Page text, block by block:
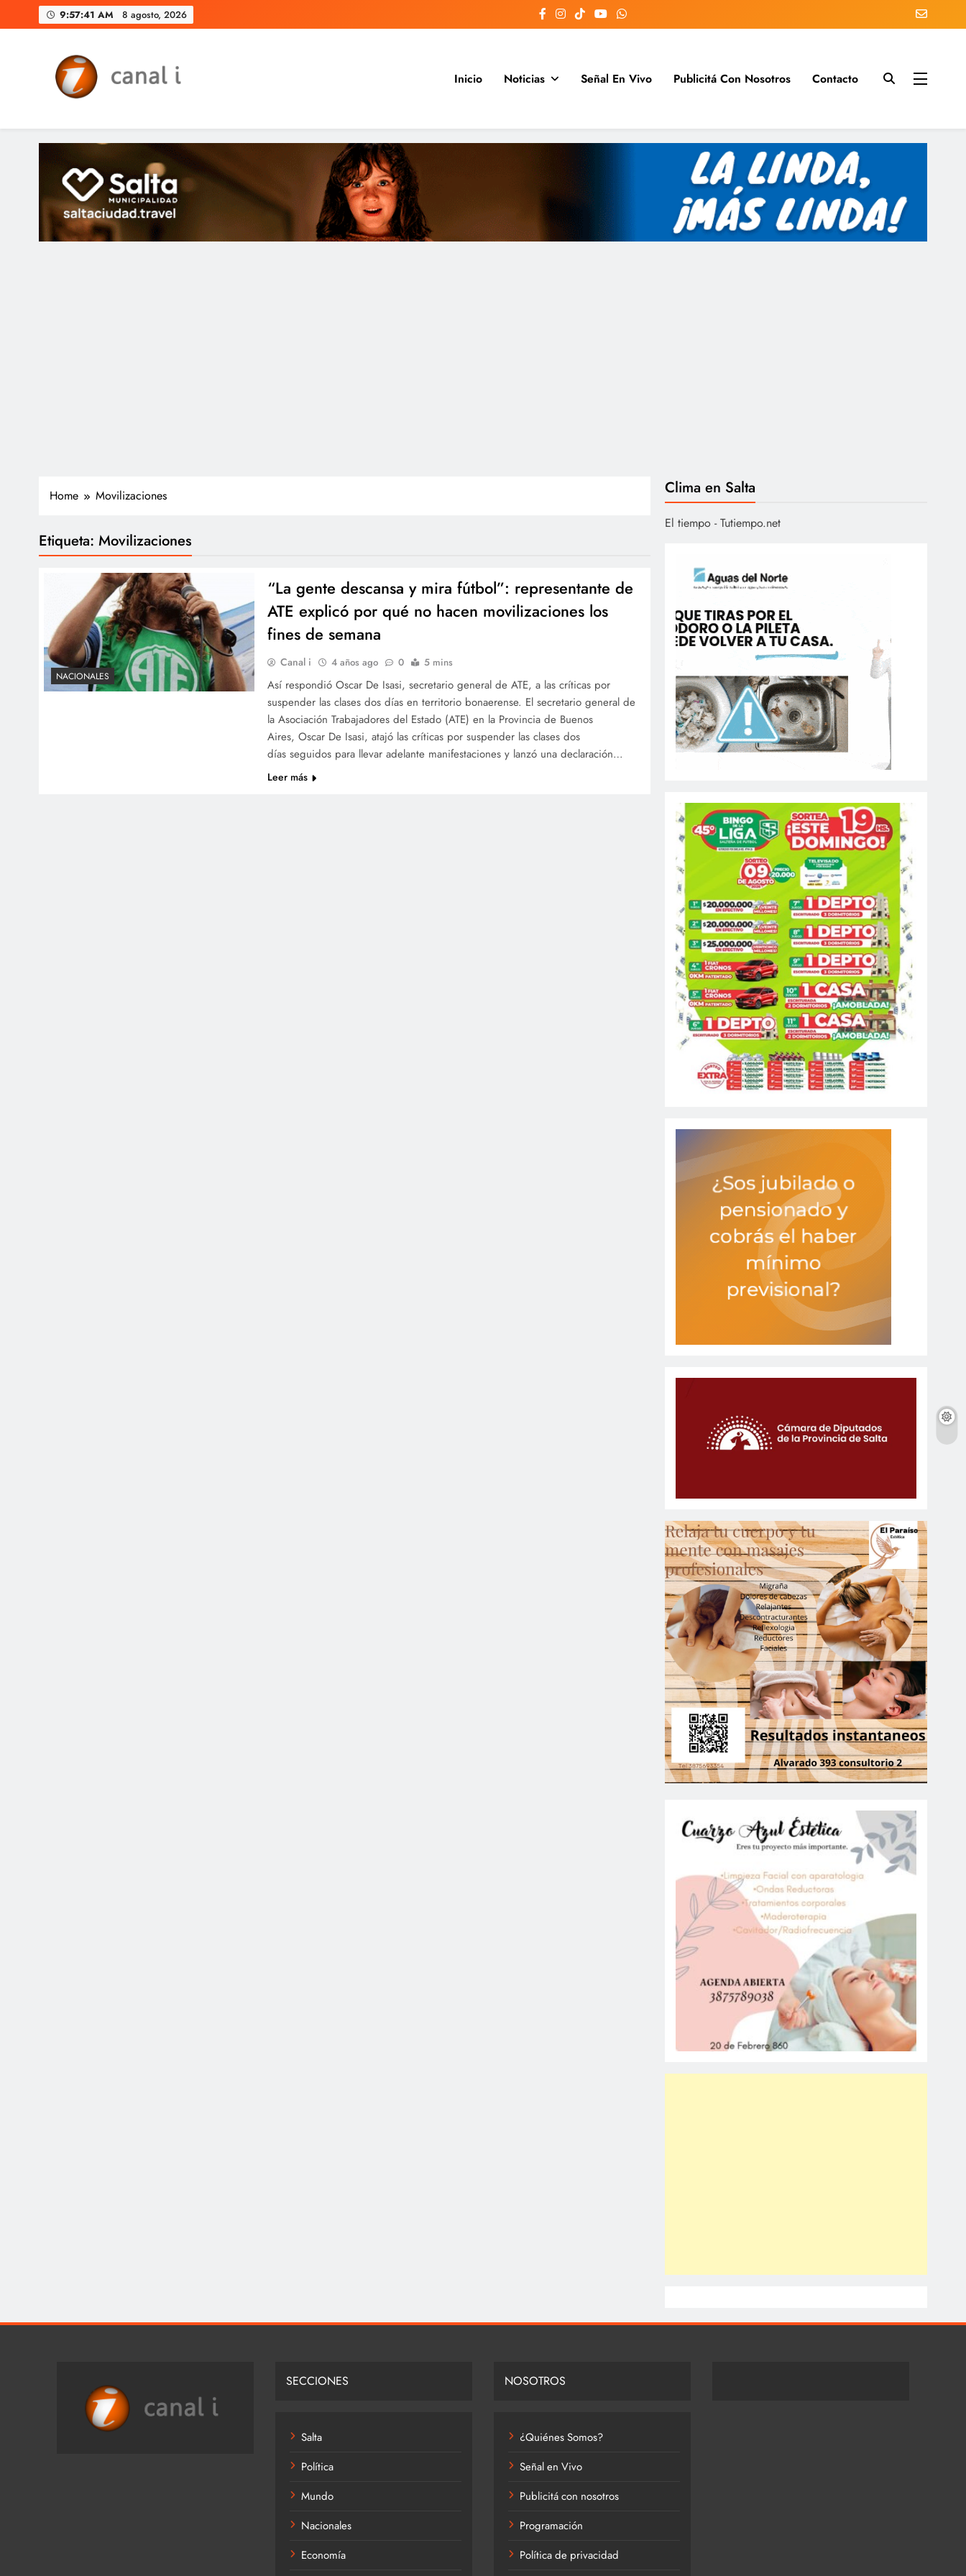
to
9:57:42 AM 8 agosto, 2026
Canal i | Noticias de Salta, Argentina y el mundo, las 24 horas del día
Inicio Noticias Señal En Vivo Publicitá Con Nosotros Contacto
Home Movilizaciones
Etiqueta: Movilizaciones
NACIONALES
“La gente descansa y mira fútbol”: representante de
ATE explicó por qué no hacen movilizaciones los
fines de semana
Canal i 4 años ago 0 5 mins
Así respondió Oscar De Isasi, secretario general de ATE, a las críticas por
suspender las clases dos días en territorio bonaerense. El secretario general de
la Asociación Trabajadores del Estado (ATE) en la Provincia de Buenos
Aires, Oscar De Isasi, atajó las críticas por suspender las clases dos
días seguidos para llevar adelante manifestaciones y lanzó una declaración…
Leer más
Clima en Salta
El tiempo - Tutiempo.net
SECCIONES
Salta
Política
Mundo
Nacionales
Economía
NOSOTROS
¿Quiénes Somos?
Señal en Vivo
Publicitá con nosotros
Programación
Política de privacidad